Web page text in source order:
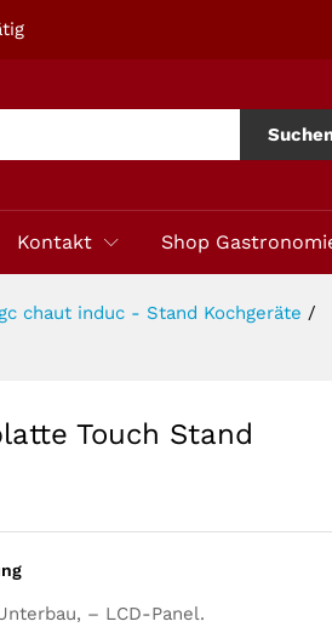
Kontakt Shop
gc chaut induc - Stand Kochgeräte /
Touch Stand
– LCD-Panel.